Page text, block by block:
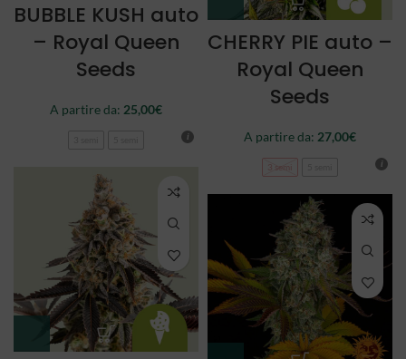
BUBBLE KUSH auto
– Royal Queen
Seeds
A partire da: 25,00€
CHERRY PIE auto –
Royal Queen
Seeds
A partire da: 27,00€
3 semi